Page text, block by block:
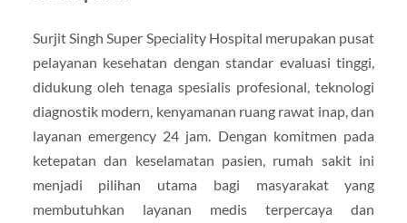
Surjit Singh Super Speciality Hospital merupakan pusat
pelayanan kesehatan dengan standar evaluasi tinggi,
didukung oleh tenaga spesialis profesional, teknologi
diagnostik modern, kenyamanan ruang rawat inap, dan
layanan emergency 24 jam. Dengan komitmen pada
ketepatan dan keselamatan pasien, rumah sakit ini
menjadi pilihan utama bagi masyarakat yang
membutuhkan layanan medis terpercaya dan